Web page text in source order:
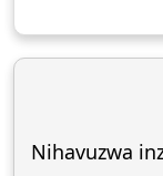
Nihavuzwa